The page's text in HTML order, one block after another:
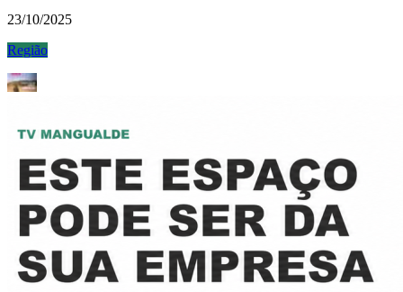
23/10/2025
Região